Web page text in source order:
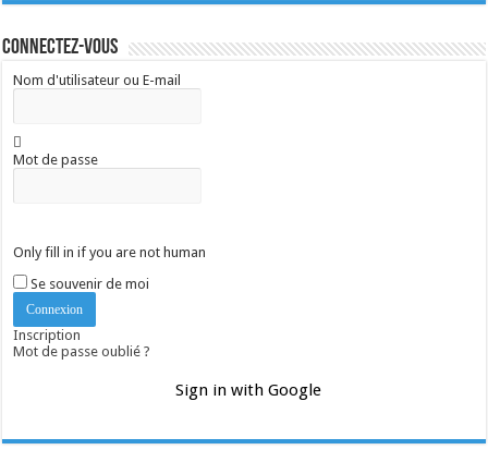
Connectez-vous
Nom d'utilisateur ou E-mail
Mot de passe
Only fill in if you are not human
Se souvenir de moi
Inscription
Mot de passe oublié ?
Sign in with Google